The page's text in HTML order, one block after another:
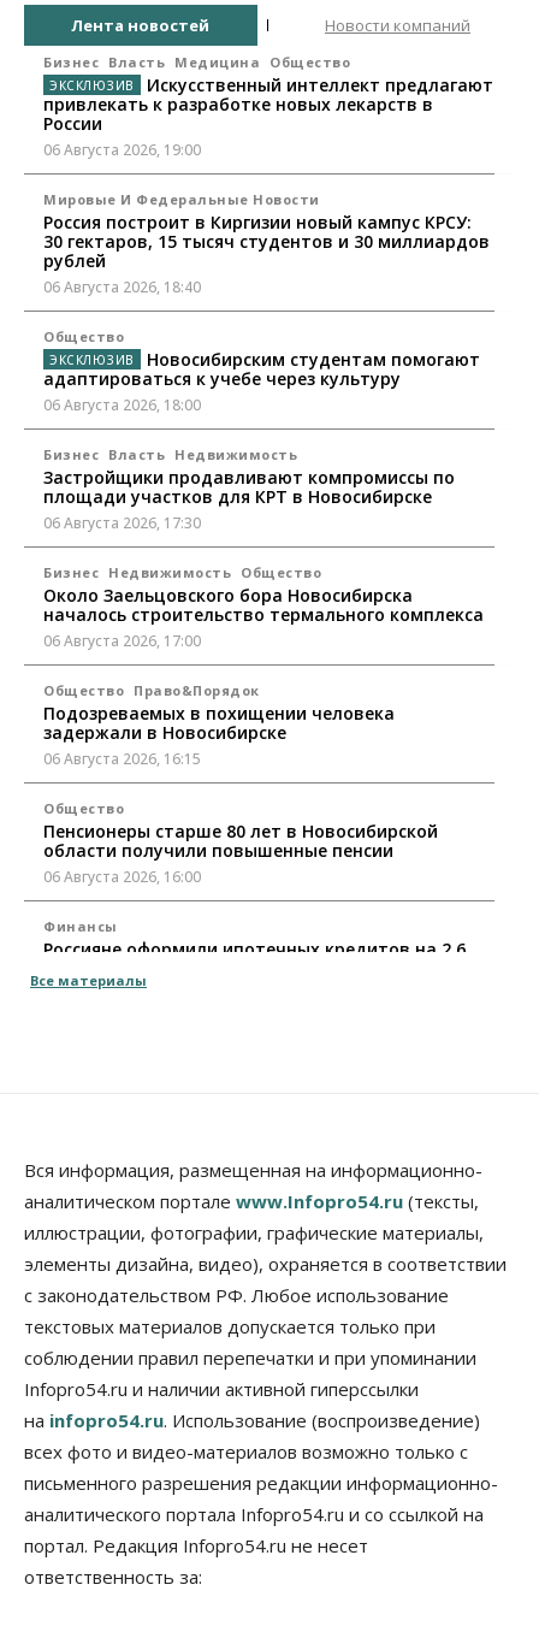
Лента новостей Новости компаний
Бизнес Власть Медицина Общество
Искусственный интеллект предлагают
привлекать к разработке новых лекарств в
России
06 Августа 2026, 19:00
Мировые И Федеральные Новости
Россия построит в Киргизии новый кампус КРСУ:
30 гектаров, 15 тысяч студентов и 30 миллиардов
рублей
06 Августа 2026, 18:40
Общество
Новосибирским студентам помогают
адаптироваться к учебе через культуру
06 Августа 2026, 18:00
Бизнес Власть Недвижимость
Застройщики продавливают компромиссы по
площади участков для КРТ в Новосибирске
06 Августа 2026, 17:30
Бизнес Недвижимость Общество
Около Заельцовского бора Новосибирска
началось строительство термального комплекса
06 Августа 2026, 17:00
Общество Право&Порядок
Подозреваемых в похищении человека
задержали в Новосибирске
06 Августа 2026, 16:15
Общество
Пенсионеры старше 80 лет в Новосибирской
области получили повышенные пенсии
06 Августа 2026, 16:00
Финансы
Россияне оформили ипотечных кредитов на 2,6
06 Августа 2026, 15:53
Бизнес
Правительство России продлило разрешение на
выпуск бензина «Евро-3»
06 Августа 2026, 14:00
Общество
«За тех, у кого от 270 баллов,
настоящая борьба»: вузы настойчиво
обзванивают новосибирских высокобалльников
перед зачислением
06 Августа 2026, 13:00
Власть
Режим ЧС ввели в Омской области из-за засухи
06 Августа 2026, 12:15
Новосибирск готовится к визиту Владимира
Путина
Все материалы
Вся информация, размещенная на информационно-
аналитическом портале www.Infopro54.ru (тексты,
иллюстрации, фотографии, графические материалы,
элементы дизайна, видео), охраняется в соответствии
с законодательством РФ. Любое использование
текстовых материалов допускается только при
соблюдении правил перепечатки и при упоминании
Infopro54.ru и наличии активной гиперссылки
на infopro54.ru. Использование (воспроизведение)
всех фото и видео-материалов возможно только с
письменного разрешения редакции информационно-
аналитического портала Infopro54.ru и со ссылкой на
портал. Редакция Infopro54.ru не несет
ответственность за: